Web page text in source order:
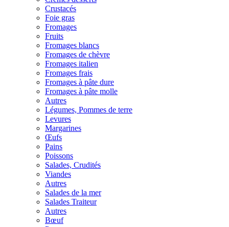
Crustacés
Foie gras
Fromages
Fruits
Fromages blancs
Fromages de chèvre
Fromages italien
Fromages frais
Fromages à pâte dure
Fromages à pâte molle
Autres
Légumes, Pommes de terre
Levures
Margarines
Œufs
Pains
Poissons
Salades, Crudités
Viandes
Autres
Salades de la mer
Salades Traiteur
Autres
Bœuf